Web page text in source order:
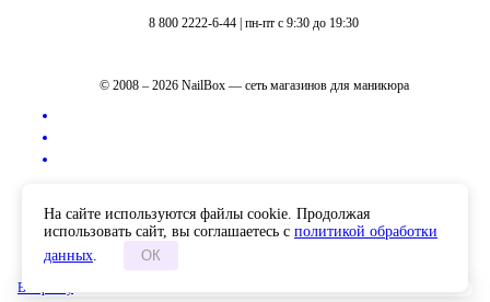
В корзину
8 800 2222-6-44 пн-пт с 9:30 до 19:30
© 2008 – 2026 NailBox — сеть магазинов для маникюра
На сайте используются файлы cookie. Продолжая
использовать сайт, вы соглашаетесь с политикой обработки
данных. ОК